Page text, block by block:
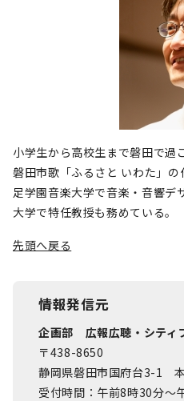
小学生から高校生まで磐田で過
磐田市歌「ふるさと いわた」
足学園音楽大学で音楽・音響デ
大学で特任教授も務めている。
先頭へ戻る
情報発信元
企画部 広報広聴・シティ
〒438-8650
静岡県磐田市国府台3-1
受付時間：午前8時30分～